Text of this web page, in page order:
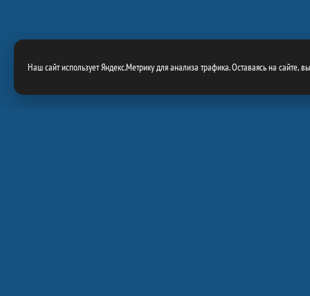
Наш сайт использует Яндекс.Метрику для анализа трафика. Оставаясь на сайте,